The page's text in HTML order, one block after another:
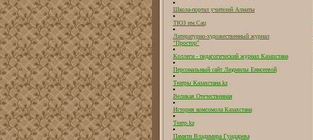
Школа-портал учителей Алматы
ТЮЗ им.Сац
Литературно-художественный журнал
"Простор"
Коллеги - педагогический журнал Казахстана
Персональный сайт Людмилы Енисеевой
Театры Казахстана.kz
Великая Отечественная
История комсомола Казахстана
Театр.kz
Памяти Владимира Гундарева